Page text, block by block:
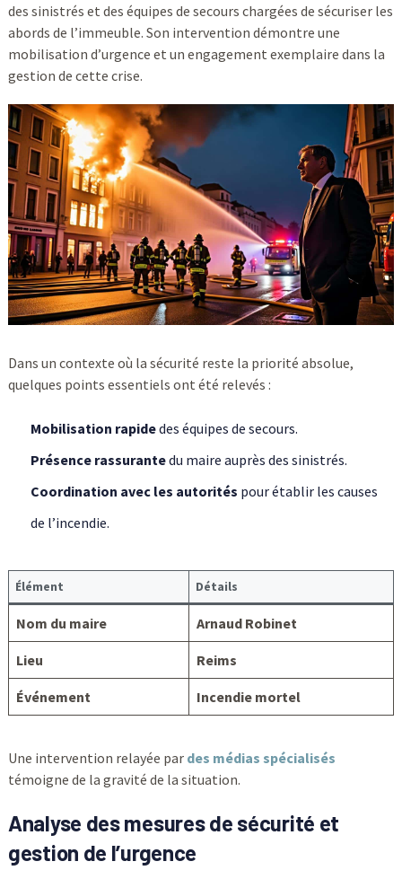
des sinistrés et des équipes de secours chargées de sécuriser les
abords de l’immeuble. Son intervention démontre une
mobilisation d’urgence et un engagement exemplaire dans la
gestion de cette crise.
Dans un contexte où la sécurité reste la priorité absolue,
quelques points essentiels ont été relevés :
Mobilisation rapidedes équipes de secours.
Présence rassurantedu maire auprès des sinistrés.
Coordination avec les autorités pour établir les causes
de l’incendie.
Élément Détails
Nom du maire Arnaud Robinet
Lieu Reims
Événement Incendie mortel
Une intervention relayée par des médias spécialisés
témoigne de la gravité de la situation.
Analyse des mesures de sécurité et
gestion de l’urgence